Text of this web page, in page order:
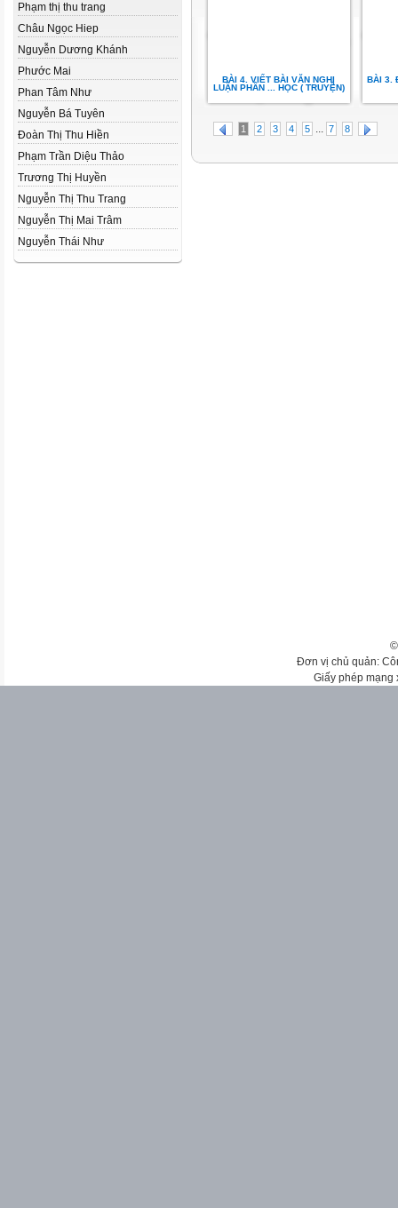
Phạm thị thu trang
Châu Ngọc Hiep
Nguyễn Dương Khánh
Phước Mai
Phan Tâm Như
Nguyễn Bá Tuyên
Đoàn Thị Thu Hiền
Phạm Trần Diệu Thảo
Trương Thị Huyền
Nguyễn Thị Thu Trang
Nguyễn Thị Mai Trâm
Nguyễn Thái Như
BÀI 4. VIẾT BÀI VĂN NGHỊ
LUẬN PHÂN ... HỌC ( TRUYỆN)
BÀI 3.
1 2 3 4 5 ... 7 8
Đơn vị chủ quản:
Giấy phép mạng